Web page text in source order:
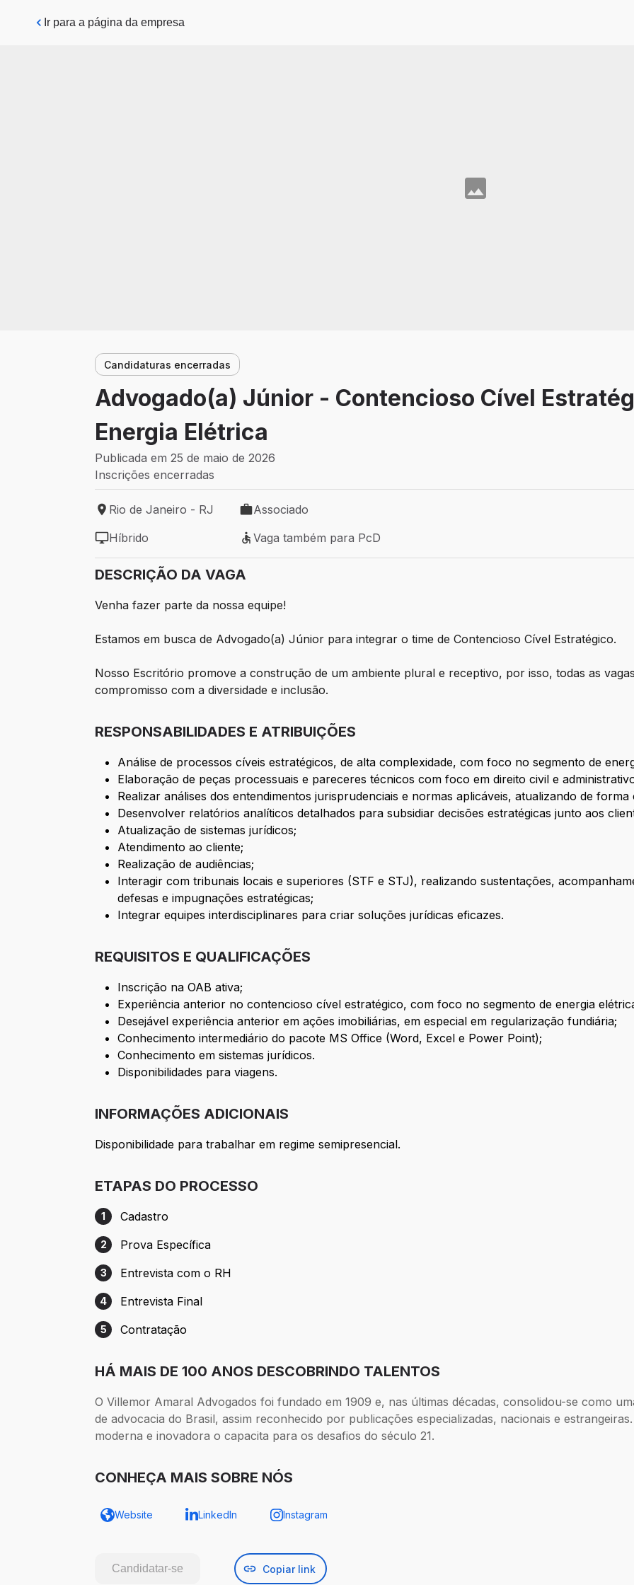
Pular para o conteúdo principal
Ir para a página da empresa
Candidaturas encerradas
Advogado(a) Júnior - Contencioso Cível
Energia Elétrica
Publicada em 25 de maio de 2026
Inscrições encerradas
Local de trabalho: Rio de Janeiro - RJ
Rio de Janeiro - RJ
Tipo de vaga: Associado
Associado
Modelo de trabalho: Híbrido
Híbrido
Vaga também para PcD
Vaga também para PcD
DESCRIÇÃO DA VAGA
Venha fazer parte da nossa equipe!
Estamos em busca de Advogado(a) Júnior para integrar o time de Contencioso Cível Estratégico.
Nosso Escritório promove a construção de um ambiente plural e receptivo, por isso, todas as
compromisso com a diversidade e inclusão.
RESPONSABILIDADES E ATRIBUIÇÕES
Análise de processos cíveis estratégicos, de alta complexidade, com foco no segmento de
Elaboração de peças processuais e pareceres técnicos com foco em direito civil e
Realizar análises dos entendimentos jurisprudenciais e normas aplicáveis, atualizando de
Desenvolver relatórios analíticos detalhados para subsidiar decisões estratégicas junto aos
Atualização de sistemas jurídicos;
Atendimento ao cliente;
Realização de audiências;
Interagir com tribunais locais e superiores (STF e STJ), realizando sustentações,
defesas e impugnações estratégicas;
Integrar equipes interdisciplinares para criar soluções jurídicas eficazes.
REQUISITOS E QUALIFICAÇÕES
Inscrição na OAB ativa;
Experiência anterior no contencioso cível estratégico, com foco no segmento de energia
Desejável experiência anterior em ações imobiliárias, em especial em regularização fundiária;
Conhecimento intermediário do pacote MS Office (Word, Excel e Power Point);
Conhecimento em sistemas jurídicos.
Disponibilidades para viagens.
INFORMAÇÕES ADICIONAIS
Disponibilidade para trabalhar em regime semipresencial.
ETAPAS DO PROCESSO
Etapa 1: Cadastro
1 Cadastro
Etapa 2: Prova Específica
2 Prova Específica
Etapa 3: Entrevista com o RH
3 Entrevista com o RH
Etapa 4: Entrevista Final
4 Entrevista Final
Etapa 5: Contratação
5 Contratação
HÁ MAIS DE 100 ANOS DESCOBRINDO TALENTOS
O Villemor Amaral Advogados foi fundado em 1909 e, nas últimas décadas, consolidou-se como
de advocacia do Brasil, assim reconhecido por publicações especializadas, nacionais e
moderna e inovadora o capacita para os desafios do século 21.
CONHEÇA MAIS SOBRE NÓS
Website LinkedIn Instagram
Candidatar-se Copiar link